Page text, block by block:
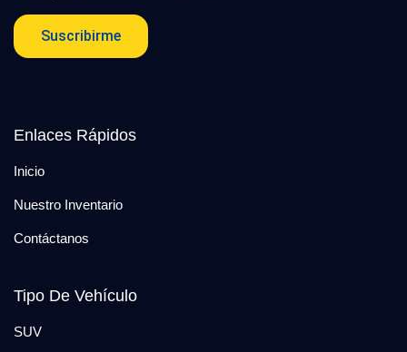
Suscribirme
Enlaces Rápidos
Inicio
Nuestro Inventario
Contáctanos
Tipo De Vehículo
SUV